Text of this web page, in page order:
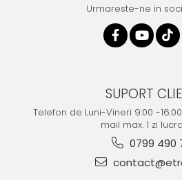
Urmareste-ne in
SUPORT
Telefon de Luni-Vineri 9:00 -
mail max. 1 zi
0799 490